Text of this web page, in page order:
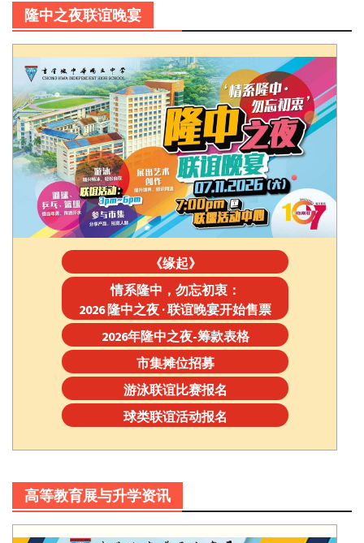
隆中之夜联谊晚宴
《缘起》
情系隆中，勿忘初衷：
2026 隆中之夜 · 联谊晚宴开始售票
2026年隆中之夜-筹款表格
市集摊位招募
游泳联谊比赛报名
球类联谊活动报名
高等教育展与升学资讯